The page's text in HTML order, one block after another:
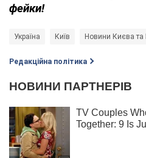
фейки!
Україна Київ Новини Києва та
Редакційна політика